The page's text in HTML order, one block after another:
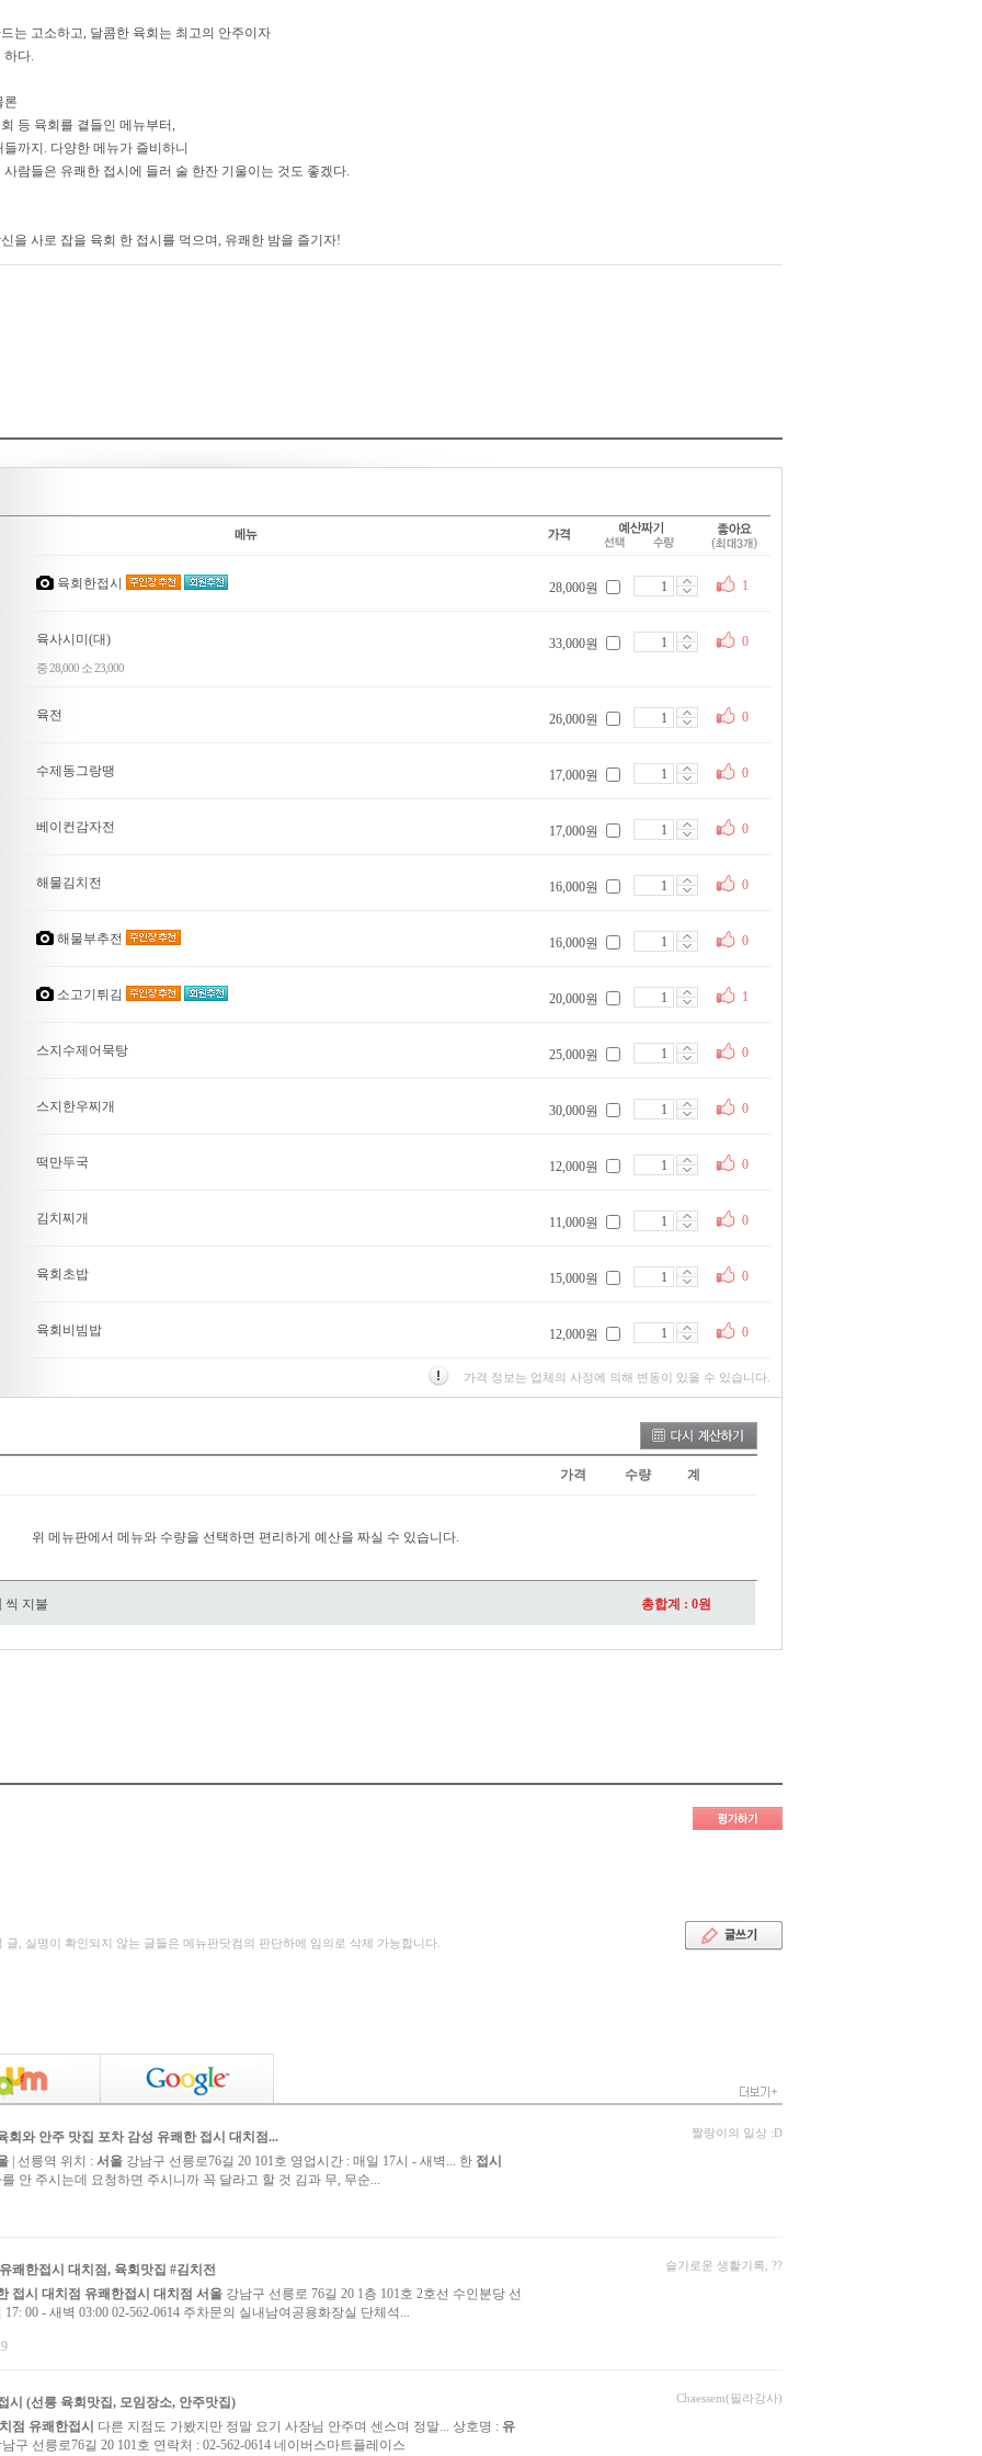
는 고소하고, 달콤한 육회는 최고의 안주이자
하다.
론
등 육회를 곁들인 메뉴부터,
까지. 다양한 메뉴가 즐비하니
람들은 유쾌한 접시에 들러 술 한잔 기울이는 것도 좋겠다.
을 사로 잡을 육회 한 접시를 먹으며, 유쾌한 밤을 즐기자!
육회한접시 28,000원 1
육사시미(대)
중 28,000 소 23,000
33,000원 0
육전 26,000원 0
수제동그랑땡 17,000원 0
베이컨감자전 17,000원 0
해물김치전 16,000원 0
해물부추전 16,000원 0
소고기튀김 20,000원 1
스지수제어묵탕 25,000원 0
스지한우찌개 30,000원 0
떡만두국 12,000원 0
김치찌개 11,000원 0
육회초밥 15,000원 0
육회비빔밥 12,000원 0
가격 정보는 업체의 사정에 의해 변동이 있을 수 있습니다.
가격 수량 계
위 메뉴판에서 메뉴와 수량을 선택하면 편리하게 예산을 짜실 수 있습니다.
씩 지불 총합계 : 0원
, 실명이 확인되지 않는 글들은 메뉴판닷컴의 판단하에 임의로 삭제 가능합니다.
회와 안주 맛집 포차 감성 유쾌한 접시 대치점...
| 선릉역 위치 : 서울 강남구 선릉로76길 20 101호 영업시간 : 매일 17시 - 새벽... 한 접시
안 주시는데 요청하면 주시니까 꼭 달라고 할 것 김과 무, 무순...
짤랑이의 일상 :D
유쾌한접시 대치점, 육회맛집 #김치전
접시 대치점 유쾌한접시 대치점 서울 강남구 선릉로 76길 20 1층 101호 2호선 수인분당 선
00 - 새벽 03:00 02-562-0614 주차문의 실내남여공용화장실 단체석...
슬기로운 생활기록, ??
시 (선릉 육회맛집, 모임장소, 안주맛집)
점 유쾌한접시 다른 지점도 가봤지만 정말 요기 사장님 안주며 센스며 정말... 상호명 : 유
구 선릉로76길 20 101호 연락처 : 02-562-0614 네이버스마트플레이스
Chaessem(필라강사)